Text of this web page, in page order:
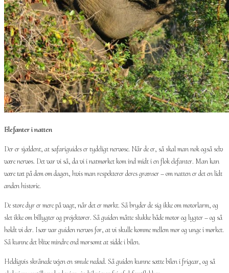
Elefanter i natten
Der er sjældent, at safariguides er tydeligt nervøse. Når de er, så skal man nok også selv
være nervøs. Det var vi så, da vi i natmørket kom ind midt i en flok elefanter. Man kan
være tæt på dem om dagen, hvis man respekterer deres grænser – om natten er det en lidt
anden historie.
De store dyr er mere på vagt, når det er mørkt. Så bryder de sig ikke om motorlarm, og
slet ikke om billygter og projektører. Så guiden måtte slukke både motor og lygter – og så
holdt vi der. Især var guiden nervøs for, at vi skulle komme mellem mor og unge i mørket.
Så kunne det blive mindre end morsomt at sidde i bilen.
Heldigvis skrånede vejen en smule nedad. Så guiden kunne sætte bilen i frigear, og så